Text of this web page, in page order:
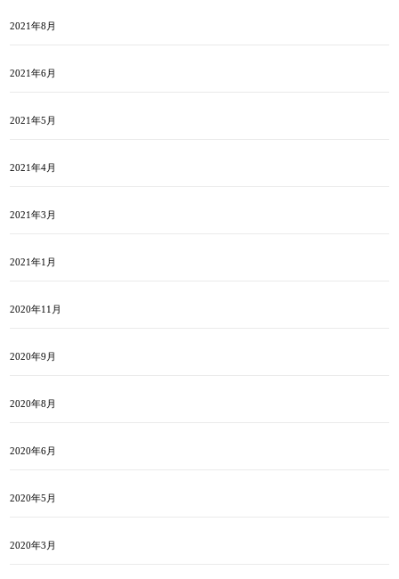
2021年8月
2021年6月
2021年5月
2021年4月
2021年3月
2021年1月
2020年11月
2020年9月
2020年8月
2020年6月
2020年5月
2020年3月